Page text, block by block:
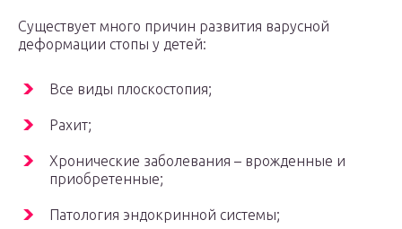
Существует много причин развития варусной
деформации стопы у детей:
Все виды плоскостопия;
Рахит;
Хронические заболевания – врожденные и
приобретенные;
Патология эндокринной системы;